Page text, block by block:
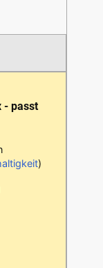
- passt
)